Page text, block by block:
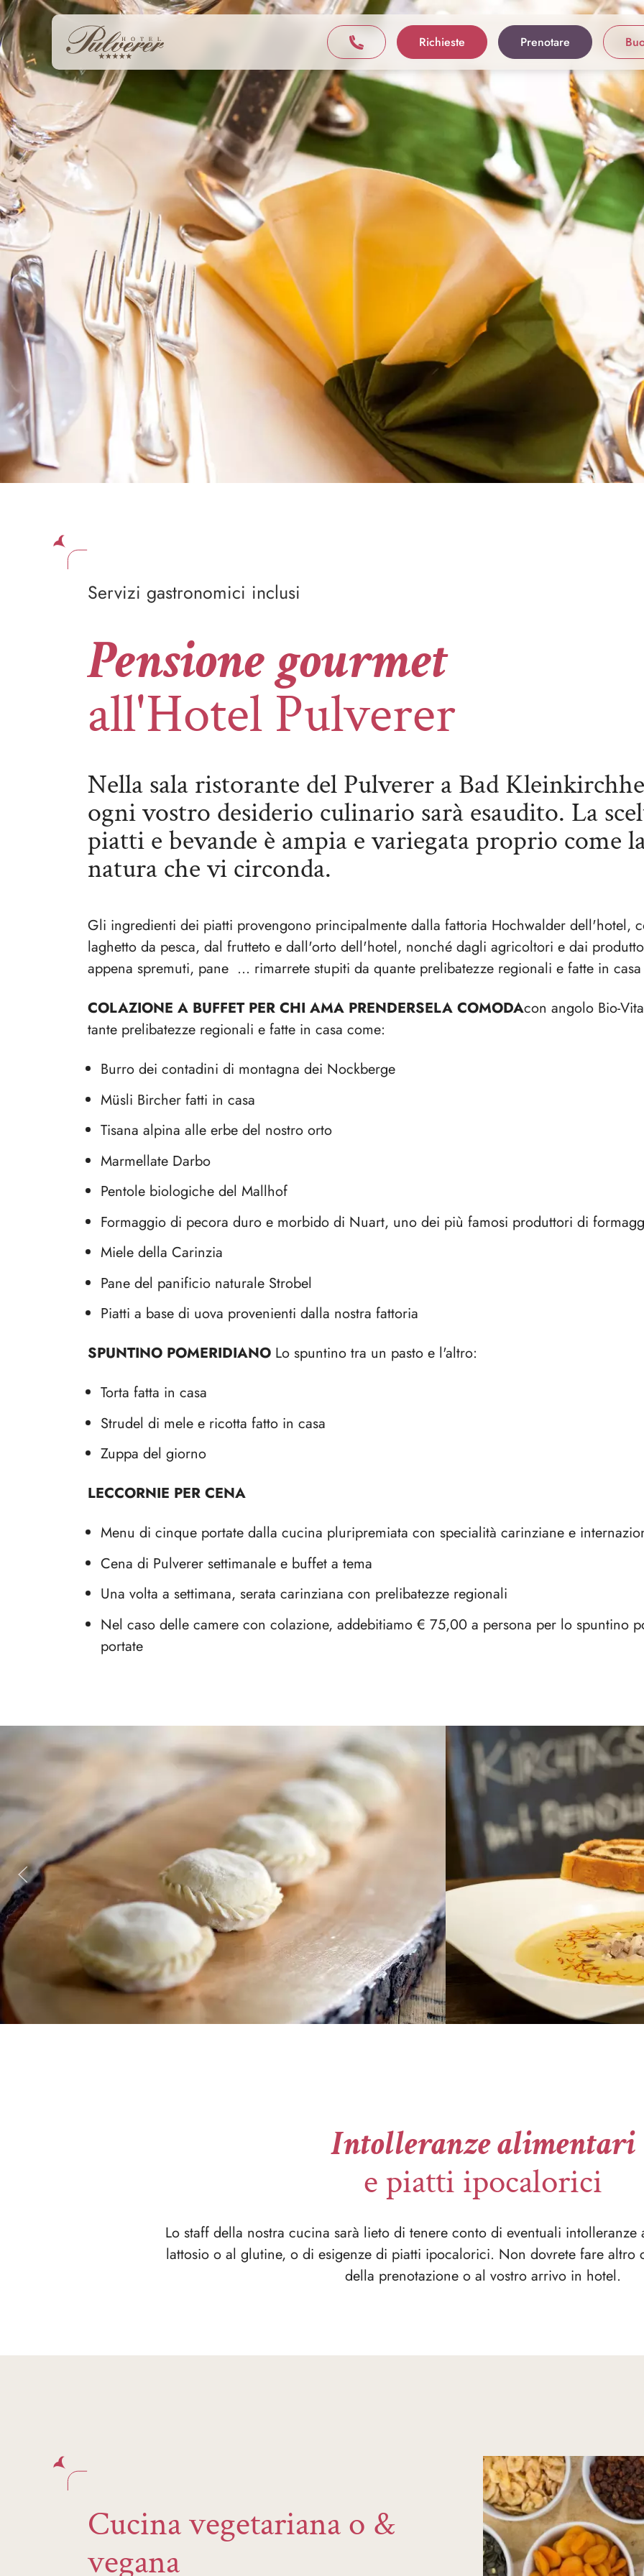
Richieste Prenotare
Servizi gastronomici inclusi
Pensione gourmet
all'Hotel Pulverer
Nella sala ristorante del Pulverer a Bad
ogni vostro desiderio culinario sarà esaudito. La
piatti e bevande è ampia e variegata proprio come
natura che vi circonda.
Gli ingredienti dei piatti provengono principalmente dalla fattoria Hochwalder dell'hotel,
laghetto da pesca, dal frutteto e dall'orto dell'hotel, nonché dagli agricoltori e dai
appena spremuti, pane ... rimarrete stupiti da quante prelibatezze regionali e fatte in
COLAZIONE A BUFFET PER CHI AMA PRENDERSELA COMODAcon angolo Bio-
tante prelibatezze regionali e fatte in casa come:
Burro dei contadini di montagna dei Nockberge
Müsli Bircher fatti in casa
Tisana alpina alle erbe del nostro orto
Marmellate Darbo
Pentole biologiche del Mallhof
Formaggio di pecora duro e morbido di Nuart, uno dei più famosi produttori di
Miele della Carinzia
Pane del panificio naturale Strobel
Piatti a base di uova provenienti dalla nostra fattoria
SPUNTINO POMERIDIANO Lo spuntino tra un pasto e l'altro:
Torta fatta in casa
Strudel di mele e ricotta fatto in casa
Zuppa del giorno
LECCORNIE PER CENA
Menu di cinque portate dalla cucina pluripremiata con specialità carinziane e
Cena di Pulverer settimanale e buffet a tema
Una volta a settimana, serata carinziana con prelibatezze regionali
Nel caso delle camere con colazione, addebitiamo € 75,00 a persona per lo spuntino
portate
Intolleranze alimentari
e piatti ipocalorici
Lo staff della nostra cucina sarà lieto di tenere conto di eventuali
lattosio o al glutine, o di esigenze di piatti ipocalorici. Non dovrete fare altro
della prenotazione o al vostro arrivo in hotel.
Cucina vegetariana o &
vegana